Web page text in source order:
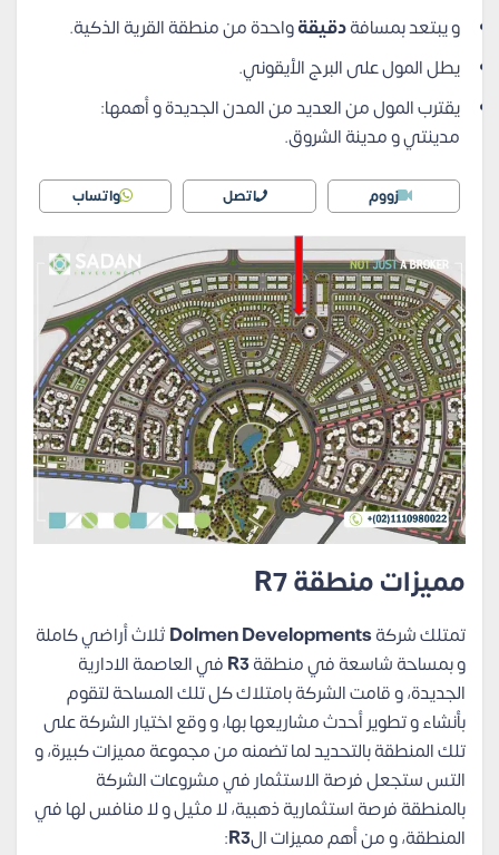
و يبتعد بمسافةدقيقةواحدة من منطقة القرية الذكية.
يطل المول على البرج الأيقوني.
يقترب المول من العديد من المدن الجديدة و أهمها:
مدينتي و مدينة الشروق.
زووم اتصل واتساب
مميزات منطقة R7
تمتلك شركةDolmen Developmentsثلاث أراضي كاملة
و بمساحة شاسعة في منطقةR3في العاصمة الادارية
الجديدة، و قامت الشركة بامتلاك كل تلك المساحة لتقوم
بأنشاء و تطوير أحدث مشاريعها بها، و وقع اختيار الشركة على
تلك المنطقة بالتحديد لما تضمنه من مجموعة مميزات كبيرة، و
التس ستجعل فرصة الاستثمار في مشروعات الشركة
بالمنطقة فرصة استثمارية ذهبية، لا مثيل و لا منافس لها في
المنطقة، و من أهم مميزات الR3
: